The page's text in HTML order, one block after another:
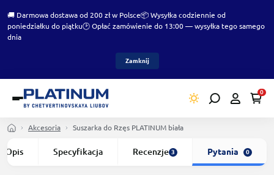
🚚 Darmowa dostawa od 200 zł w Polsce📦 Wysyłka codziennie od
poniedziałku do piątku🕑 Opłać zamówienie do 13:00 — wysyłka tego samego
dnia
Zamknij
0
Akcesoria Suszarka do Rzęs PLATINUM biała
Opis Specyfikacja Recenzje 3 Pytania 0